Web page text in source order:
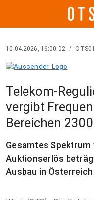
10.04.2026, 16:00:02 /
Telekom-
vergibt
Bereichen
Gesamtes Spektrum
Auktionserlös
Ausbau in